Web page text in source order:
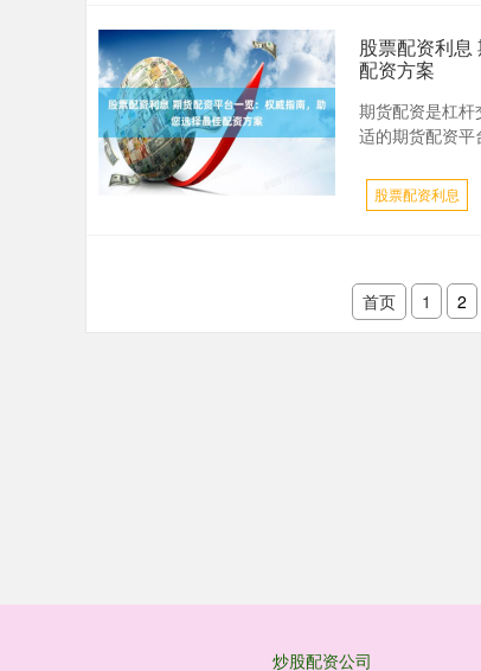
股票配资利息
配资方案
期货配资是杠
适的期货配资平
股票配资利息
首页 1 2
炒股配资公司